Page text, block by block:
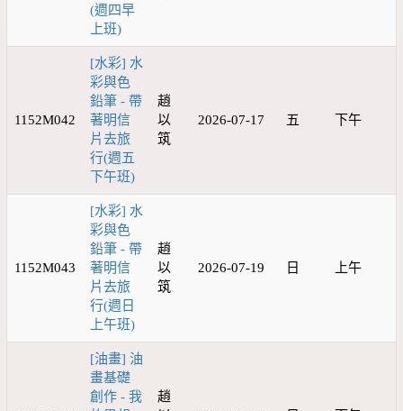
(週四早
上班)
1152M042
[水彩] 水
彩與色
鉛筆 - 帶
著明信
片去旅
行(週五
下午班)
趙
以
筑
2026-07-17 五 下午
1152M043
[水彩] 水
彩與色
鉛筆 - 帶
著明信
片去旅
行(週日
上午班)
趙
以
筑
2026-07-19 日 上午
[油畫] 油
畫基礎
創作 - 我
趙